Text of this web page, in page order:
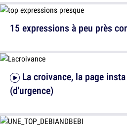
(d'urgence)
15 expressions à peu près